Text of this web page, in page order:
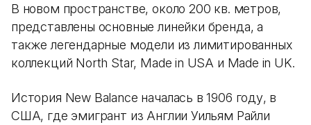
В новом пространстве, около 200 кв. метров,
представлены основные линейки бренда, а
также легендарные модели из лимитированных
коллекций North Star, Made in USA и Made in UK.
История New Balance началась в 1906 году, в
США, где эмигрант из Англии Уильям Райли